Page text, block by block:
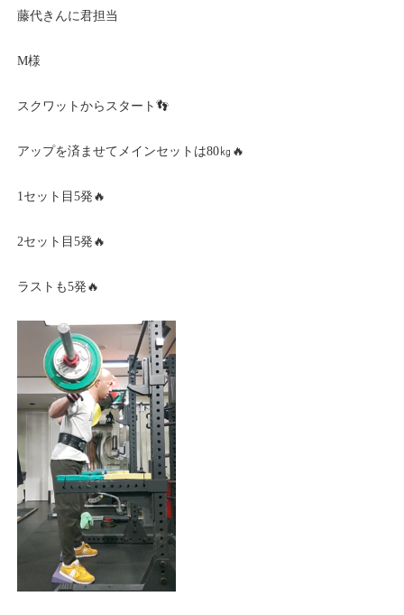
藤代きんに君担当
M様
スクワットからスタート👣
アップを済ませてメインセットは80㎏🔥
1セット目5発🔥
2セット目5発🔥
ラストも5発🔥